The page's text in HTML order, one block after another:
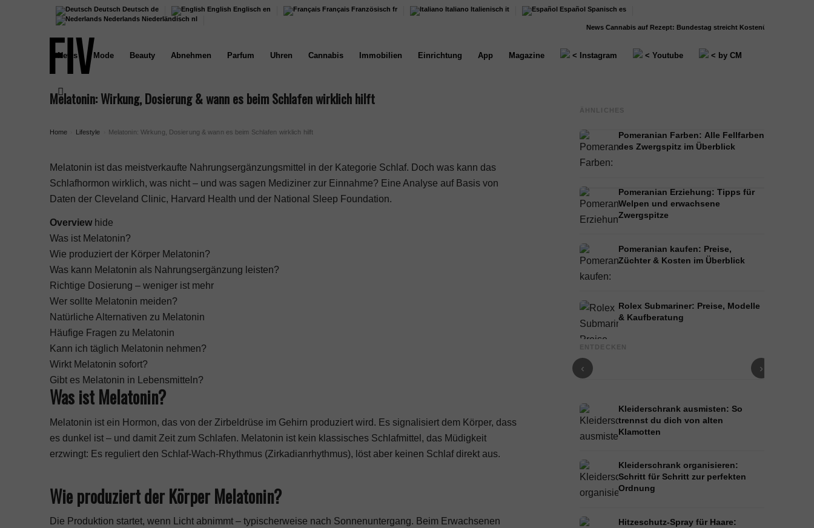
Deutsch Deutsch de English Englisch en Français Französisch fr Italiano Italienisch it Español Spanisch es
Nederlands Niederländisch nl
Cannabis auf Rezept: Bundestag streicht Kostenübernahme für...
News Mode Beauty Abnehmen Parfum Uhren Cannabis Immobilien Einrichtung App Magazine < Instagram < Youtube < by CM
Melatonin: Wirkung, Dosierung & wann es beim Schlafen wirklich hilft
Home Lifestyle Melatonin: Wirkung, Dosierung & wann es beim Schlafen wirklich hilft
Melatonin ist das meistverkaufte Nahrungsergänzungsmittel in der Kategorie Schlaf. Doch was kann das
Schlafhormon wirklich, was nicht – und was sagen Mediziner zur Einnahme? Eine Analyse auf Basis von
Daten der Cleveland Clinic, Harvard Health und der National Sleep Foundation.
Overview hide
Was ist Melatonin?
Wie produziert der Körper Melatonin?
Was kann Melatonin als Nahrungsergänzung leisten?
Richtige Dosierung – weniger ist mehr
Wer sollte Melatonin meiden?
Natürliche Alternativen zu Melatonin
Häufige Fragen zu Melatonin
Kann ich täglich Melatonin nehmen?
Wirkt Melatonin sofort?
Gibt es Melatonin in Lebensmitteln?
Was ist Melatonin?
Melatonin ist ein Hormon, das von der Zirbeldrüse im Gehirn produziert wird. Es signalisiert dem Körper, dass
es dunkel ist – und damit Zeit zum Schlafen. Melatonin ist kein klassisches Schlafmittel, das Müdigkeit
erzwingt: Es reguliert den Schlaf-Wach-Rhythmus (Zirkadianrhythmus), löst aber keinen Schlaf direkt aus.
Wie produziert der Körper Melatonin?
Die Produktion startet, wenn Licht abnimmt – typischerweise nach Sonnenuntergang. Beim Erwachsenen
ÄHNLICHES
Pomeranian Farben: Alle Fellfarben
des Zwergspitz im Überblick
Pomeranian Erziehung: Tipps für
Welpen und erwachsene
Zwergspitze
Pomeranian kaufen: Preise,
Züchter & Kosten im Überblick
Rolex Submariner: Preise, Modelle
& Kaufberatung
ENTDECKEN
‹
Baker Boy Cap & Newsboy Cap: Der große
›
Kleiderschrank ausmisten: So
trennst du dich von alten
Klamotten
Kleiderschrank organisieren:
Schritt für Schritt zur perfekten
Ordnung
Hitzeschutz-Spray für Haare: